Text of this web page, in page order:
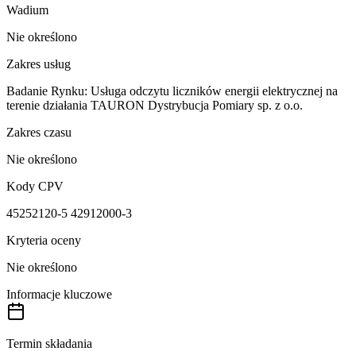
Wadium
Nie określono
Zakres usług
Badanie Rynku: Usługa odczytu liczników energii elektrycznej na
terenie działania TAURON Dystrybucja Pomiary sp. z o.o.
Zakres czasu
Nie określono
Kody CPV
45252120-5 42912000-3
Kryteria oceny
Nie określono
Informacje kluczowe
Termin składania